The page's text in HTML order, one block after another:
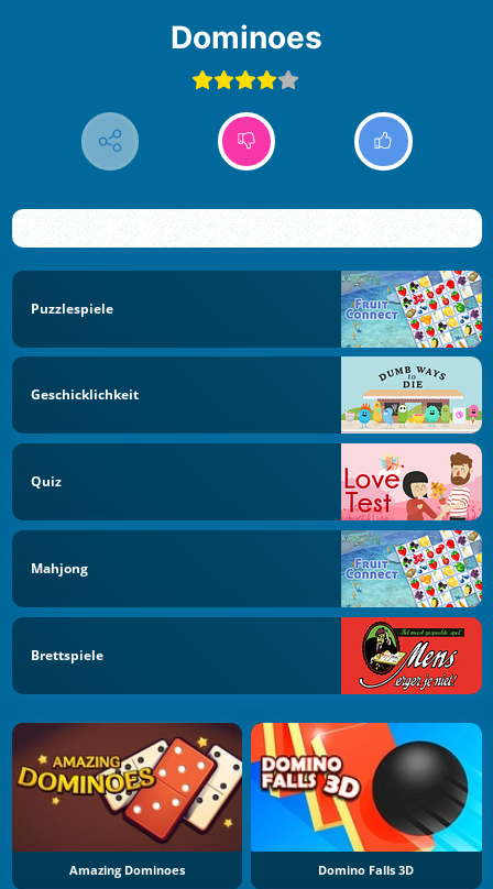
Dominoes
Puzzlespiele
Geschicklichkeit
Quiz
Mahjong
Brettspiele
Amazing Dominoes Domino Falls 3D